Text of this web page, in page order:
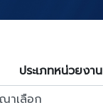
ประเภทหน่วยงาน